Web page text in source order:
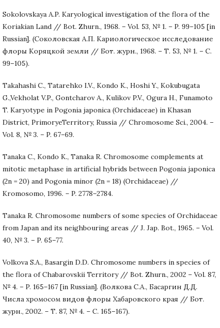
Sokolovskaya A.P. Karyological investigation of the flora of the
Koriakian Land // Bot. Zhurn., 1968. – Vol. 53, № 1. – P. 99–105 [in
Russian]. (Соколовская А.П. Кариологическое исследование
флоры Коряцкой земли // Бот. журн., 1968. – Т. 53, № 1. – С.
99–105).
Takahashi C., Tatarehko I.V., Kondo K., Hoshi Y., Kokubugata
G.,Vekholat V.P., Gontcharov A., Kulikov P.V., Ogura H., Funamoto
T. Karyotype in Pogonia japonica (Orchidaceae) in Khasan
District, PrimoryeTerritory, Russia // Chromosome Sci., 2004. –
Vol. 8, № 3. – P. 67–69.
Tanaka C., Kondo K., Tanaka R. Chromosome complements at
mitotic metaphase in artificial hybrids between Pogonia japonica
(2n = 20) and Pogonia minor (2n = 18) (Orchidaceae) //
Kromosomo, 1996. – P. 2778–2784.
Tanaka R. Chromosome numbers of some species of Orchidaceae
from Japan and its neighbouring areas // J. Jap. Bot., 1965. – Vol.
40, № 3. – P. 65–77.
Volkova S.A., Basargin D.D. Chromosome numbers in species of
the flora of Chabarovskii Territory // Bot. Zhurn., 2002 – Vol. 87,
№ 4. – P. 165–167 [in Russian]. (Волкова С.А., Басаргин Д.Д.
Числа хромосом видов флоры Хабаровского края // Бот.
журн., 2002. – Т. 87, № 4. – С. 165–167).